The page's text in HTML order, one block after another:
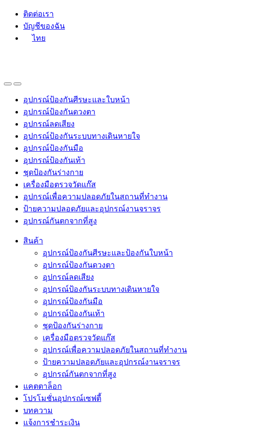
Skip
navigation
Skip
content
ติดต่อเรา
บัญชีของฉัน
ไทย
อุปกรณ์ป้องกันศีรษะและใบหน้า
อุปกรณ์ป้องกันดวงตา
อุปกรณ์ลดเสียง
อุปกรณ์ป้องกันระบบทางเดินหายใจ
อุปกรณ์ป้องกันมือ
อุปกรณ์ป้องกันเท้า
ชุดป้องกันร่างกาย
เครื่องมือตรวจวัดแก๊ส
อุปกรณ์เพื่อความปลอดภัยในสถานที่ทำงาน
ป้ายความปลอดภัยและอุปกรณ์งานจราจร
อุปกรณ์กันตกจากที่สูง
สินค้า
อุปกรณ์ป้องกันศีรษะและป้องกันใบหน้า
อุปกรณ์ป้องกันดวงตา
อุปกรณ์ลดเสียง
อุปกรณ์ป้องกันระบบทางเดินหายใจ
อุปกรณ์ป้องกันมือ
อุปกรณ์ป้องกันเท้า
ชุดป้องกันร่างกาย
เครื่องมือตรวจวัดแก๊ส
อุปกรณ์เพื่อความปลอดภัยในสถานที่ทำงาน
ป้ายความปลอดภัยและอุปกรณ์งานจราจร
อุปกรณ์กันตกจากที่สูง
แคตตาล็อก
โปรโมชั่นอุปกรณ์เซฟตี้
บทความ
แจ้งการชำระเงิน